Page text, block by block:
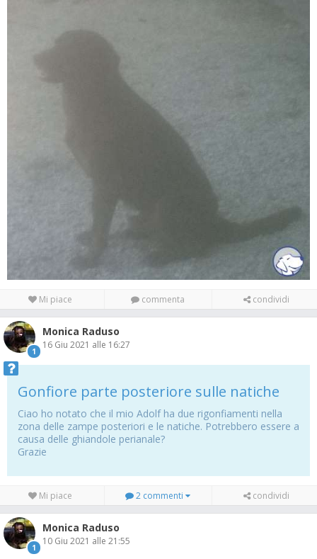
Mi piace commenta condividi
1
Monica Raduso
16 Giu 2021 alle 16:27
Gonfiore parte posteriore sulle natiche
Ciao ho notato che il mio Adolf ha due rigonfiamenti nella
zona delle zampe posteriori e le natiche. Potrebbero essere a
causa delle ghiandole perianale?
Grazie
Mi piace 2 commenti condividi
1
Monica Raduso
10 Giu 2021 alle 21:55